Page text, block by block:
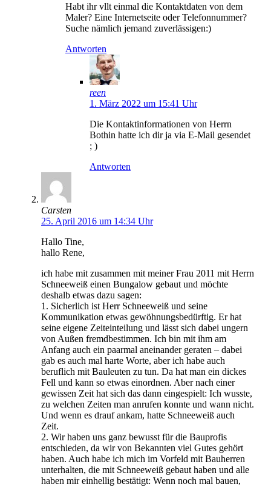
Habt ihr vllt einmal die Kontaktdaten von dem
Maler? Eine Internetseite oder Telefonnummer?
Suche nämlich jemand zuverlässigen:)
Antworten
reen
1. März 2022 um 15:41 Uhr
Die Kontaktinformationen von Herrn
Bothin hatte ich dir ja via E-Mail gesendet
; )
Antworten
Carsten
25. April 2016 um 14:34 Uhr
Hallo Tine,
hallo Rene,
ich habe mit zusammen mit meiner Frau 2011 mit Herrn
Schneeweiß einen Bungalow gebaut und möchte
deshalb etwas dazu sagen:
1. Sicherlich ist Herr Schneeweiß und seine
Kommunikation etwas gewöhnungsbedürftig. Er hat
seine eigene Zeiteinteilung und lässt sich dabei ungern
von Außen fremdbestimmen. Ich bin mit ihm am
Anfang auch ein paarmal aneinander geraten – dabei
gab es auch mal harte Worte, aber ich habe auch
beruflich mit Bauleuten zu tun. Da hat man ein dickes
Fell und kann so etwas einordnen. Aber nach einer
gewissen Zeit hat sich das dann eingespielt: Ich wusste,
zu welchen Zeiten man anrufen konnte und wann nicht.
Und wenn es drauf ankam, hatte Schneeweiß auch
Zeit.
2. Wir haben uns ganz bewusst für die Bauprofis
entschieden, da wir von Bekannten viel Gutes gehört
haben. Auch habe ich mich im Vorfeld mit Bauherren
unterhalten, die mit Schneeweiß gebaut haben und alle
haben mir einhellig bestätigt: Wenn noch mal bauen,